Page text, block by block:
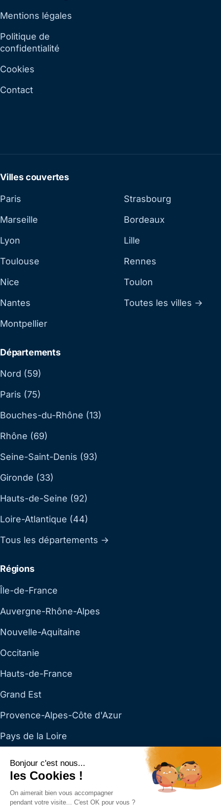
Bonjour c'est nous...
les Cookies !
On aimerait bien vous accompagner
pendant votre visite... C'est OK pour vous ?
Mentions légales
Politique de
confidentialité
Cookies
Contact
Villes couvertes
Paris
Marseille
Lyon
Toulouse
Nice
Nantes
Montpellier
Strasbourg
Bordeaux
Lille
Rennes
Toulon
Toutes les villes →
Départements
Nord (59)
Paris (75)
Bouches-du-Rhône (13)
Rhône (69)
Seine-Saint-Denis (93)
Gironde (33)
Hauts-de-Seine (92)
Loire-Atlantique (44)
Tous les départements →
Régions
Île-de-France
Auvergne-Rhône-Alpes
Nouvelle-Aquitaine
Occitanie
Hauts-de-France
Grand Est
Provence-Alpes-Côte d'Azur
Pays de la Loire
Dillan SAS — SAS au capital de 4 153 € · RCS Paris 890
272 222 · Siège social : 4 rue Cambon, 75001 Paris ·